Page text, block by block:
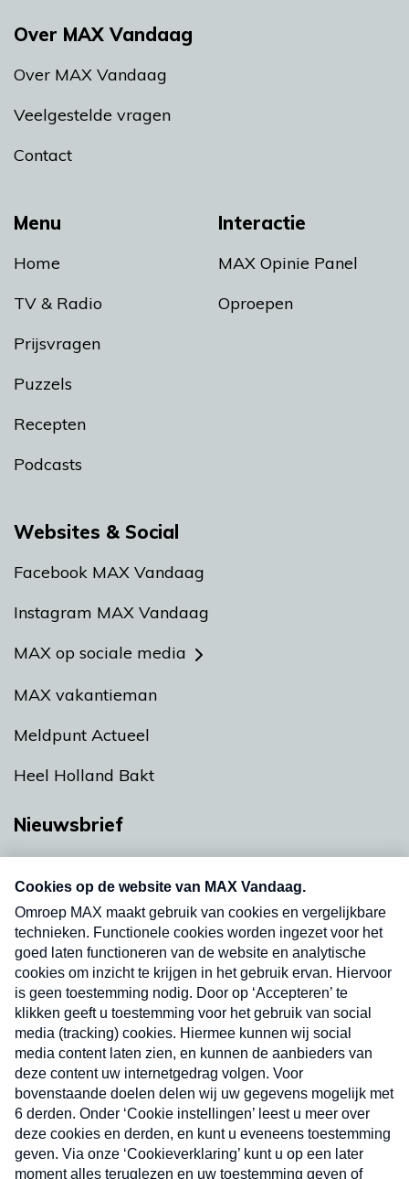
Menu
Home
TV & Radio
Prijsvragen
Puzzels
Recepten
Podcasts
Interactie
MAX Opinie Panel
Oproepen
Over MAX Vandaag
Over MAX Vandaag
Veelgestelde vragen
Contact
Websites & Social
Facebook MAX Vandaag
Instagram MAX Vandaag
MAX op sociale media
MAX vakantieman
Meldpunt Actueel
Heel Holland Bakt
Nieuwsbrief
Neem hier een gratis abonnement op onze
nieuwsbrief. Elke vrijdag- en dinsdagochtend in
uw mailbox.
Verzend
Nieuwsbrief
Neem hier een gratis abonnement op onze